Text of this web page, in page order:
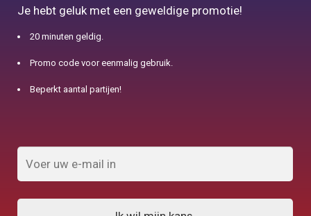
Je hebt geluk met een geweldige promotie!
20 minuten geldig.
Promo code voor eenmalig gebruik.
Beperkt aantal partijen!